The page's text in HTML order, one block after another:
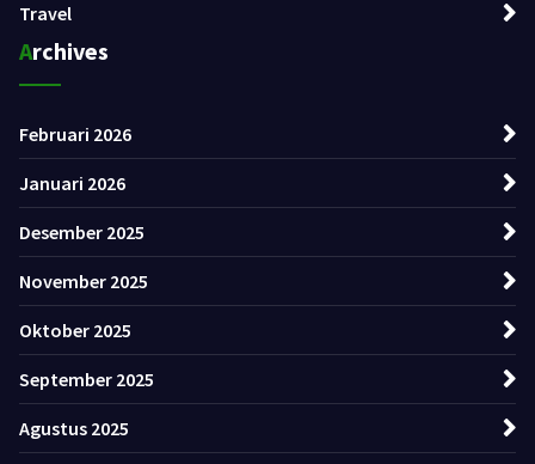
Travel
Archives
Februari 2026
Januari 2026
Desember 2025
November 2025
Oktober 2025
September 2025
Agustus 2025